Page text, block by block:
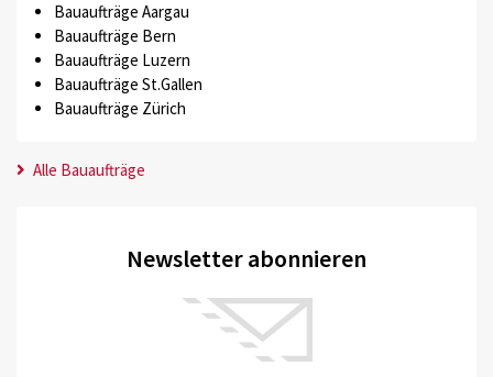
Bauaufträge Aargau
Bauaufträge Bern
Bauaufträge Luzern
Bauaufträge St.Gallen
Bauaufträge Zürich
Alle Bauaufträge
Newsletter abonnieren